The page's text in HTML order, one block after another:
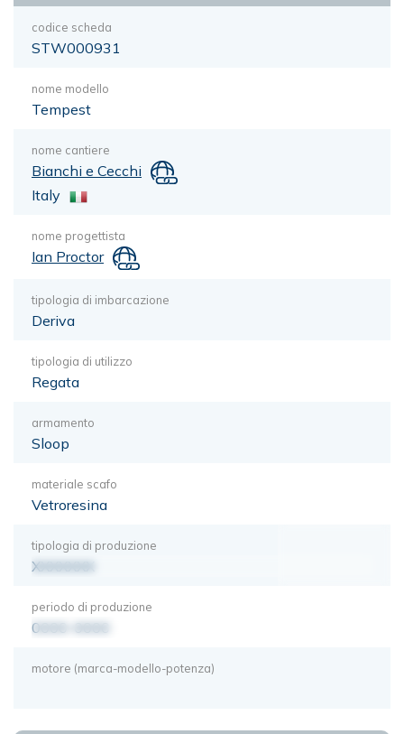
codice scheda
STW000931
nome modello
Tempest
nome cantiere
Bianchi e Cecchi
Italy
nome progettista
Ian Proctor
tipologia di imbarcazione
Deriva
tipologia di utilizzo
Regata
armamento
Sloop
materiale scafo
Vetroresina
tipologia di produzione
XXXXXXX
periodo di produzione
0000-0000
motore (marca-modello-potenza)